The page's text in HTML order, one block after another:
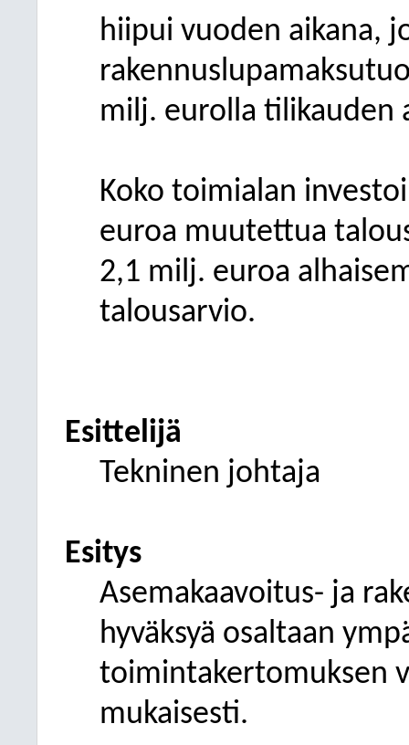
hiipui vuoden aikana,
milj. eurolla tilikauden
Koko toimialan
euroa muutettua
2,1 milj. euroa
talousarvio.
Esittelijä
Tekninen johtaja
Esitys
Asemakaavoitus- ja
hyväksyä osaltaan
toimintakertomuksen
mukaisesti.